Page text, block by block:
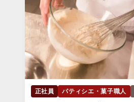
正社員 パティシエ・菓子職人